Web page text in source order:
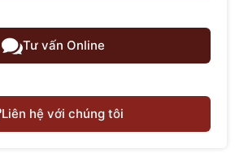
Tư vấn Online
Liên hệ với chúng tôi